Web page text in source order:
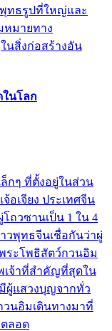
พุทธรูปที่ใหญ่และ
หมายทาง
นสิ่งก่อสร้างอัน
ในโลก
ล็กๆ ที่ตั้งอยู่ในส่วน
อเจียง ประเทศจีน
ถวซานเป็น 1 ใน 4
วพุทธจีนเชื่อกันว่าผู่
ระโพธิสัตว์กวนอิม
เจ้าที่สำคัญที่สุดใน
ผู้แสวงบุญจากทั่ว
วนอิมเดินทางมาที่
ลอด